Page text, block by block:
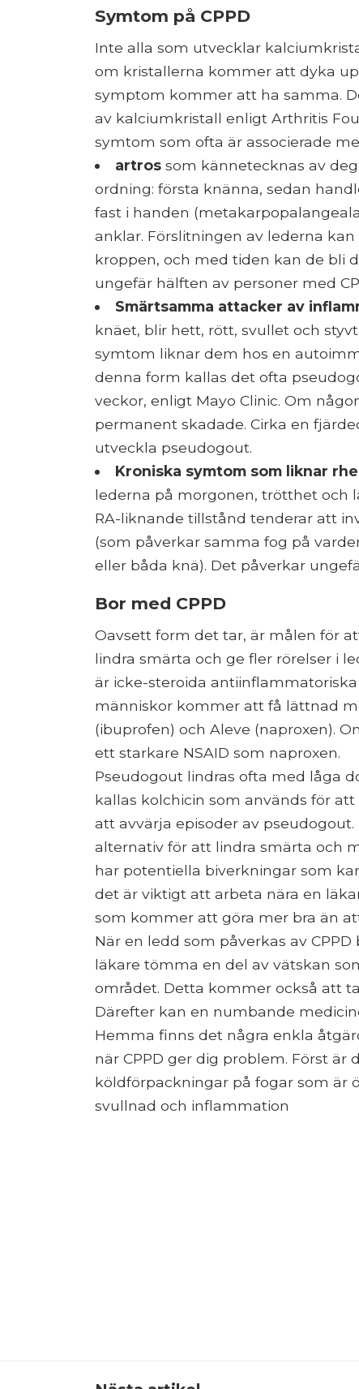
Symtom på CPPD
Inte alla som utvecklar
om kristallerna kommer att dyka
symptom kommer att ha samma.
av kalciumkristall enligt Arthritis
symtom som ofta är associerade
artrossom kännetecknas av
ordning: första knänna, sedan
fast i handen
anklar. Förslitningen av lederna
kroppen, och med tiden kan de bli
ungefär hälften av personer med
Smärtsamma attacker av
knäet, blir hett, rött, svullet och
symtom liknar dem hos en
denna form kallas det ofta
veckor, enligt Mayo Clinic. Om
permanent skadade. Cirka en
utveckla pseudogout.
Kroniska symtom som liknar
lederna på morgonen, trötthet och
RA-liknande tillstånd tenderar att
(som påverkar samma fog på
eller båda knä). Det påverkar
Bor med CPPD
Oavsett form det tar, är målen för
lindra smärta och ge fler rörelser i
är icke-steroida
människor kommer att få lättnad
(ibuprofen) och Aleve (naproxen).
ett starkare NSAID som naproxen.
Pseudogout lindras ofta med låga
kallas kolchicin som används för
att avvärja episoder av
alternativ för att lindra smärta och
har potentiella biverkningar som
det är viktigt att arbeta nära en
som kommer att göra mer bra än
När en ledd som påverkas av
läkare tömma en del av vätskan
området. Detta kommer också att
Därefter kan en numbande
Hemma finns det några enkla
när CPPD ger dig problem. Först
köldförpackningar på fogar som är
svullnad och inflammation